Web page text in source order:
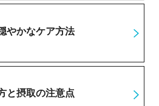
やかなケア方法
と摂取の注意点